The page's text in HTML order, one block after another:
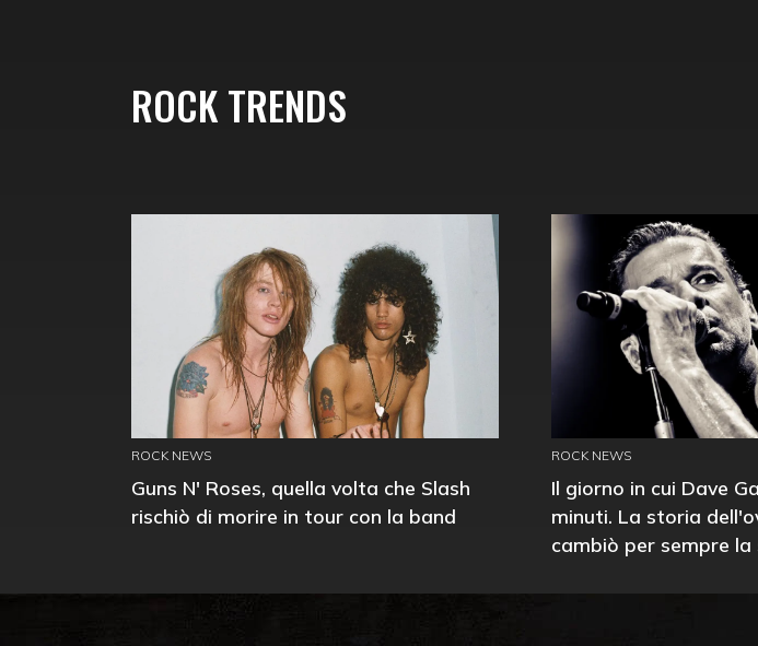
ROCK TRENDS
ROCK NEWS
Guns N' Roses, quella volta che Slash
rischiò di morire in tour con la band
ROCK NEWS
Il giorno in cui Dave
minuti. La storia
cambiò per sempre la